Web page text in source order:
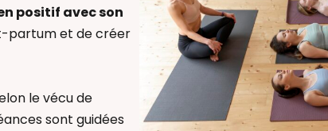
positif avec son
partum et de créer
le vécu de
sont guidées